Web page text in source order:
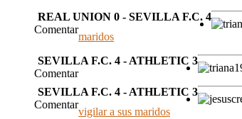
REAL UNION 0 - SEVILLA F.C. 4
Comentar
maridos
SEVILLA F.C. 4 - ATHLETIC 3
Comentar
SEVILLA F.C. 4 - ATHLETIC 3
Comentar
vigilar a sus maridos